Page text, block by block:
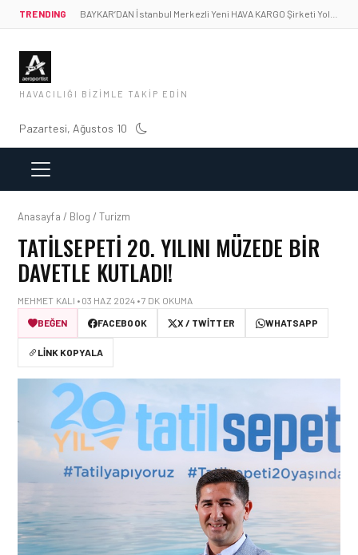
TRENDING
HAVACILIĞI BIZIMLE TAKIP EDIN
Pazartesi, Ağustos 10
Anasayfa / Blog / Turizm
TATILSEPETI 20. YILINI MÜZEDE BIR
DAVETLE KUTLADI!
MEHMET KALI • 03 HAZ 2024 • 7 DK OKUMA
BEĞEN
FACEBOOK X / TWITTER WHATSAPP
LINK KOPYALA